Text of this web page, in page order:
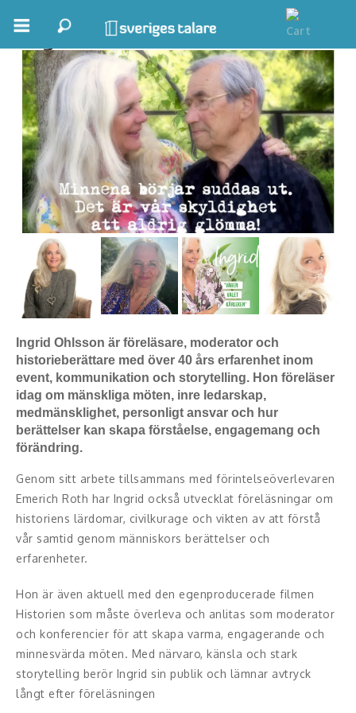
Boka ett möte
Samhällsnytta
Inspiration
Inspirerande Föreläsare
Personlig utveckling, målsättning
Life Stories & Trivsel
Keynote
Moderator, konferencier
Moderator
Konferencier
Workshopledare, facilitator
Underhållning och event
Event
Ljus och belysning
Konst
Ingrid Ohlsson
Ingrid Ohlsson är föreläsare, moderator och
historieberättare med över 40 års erfarenhet inom
event, kommunikation och storytelling. Hon föreläser
idag om mänskliga möten, inre ledarskap,
medmänsklighet, personligt ansvar och hur
berättelser kan skapa förståelse, engagemang och
förändring.
Genom sitt arbete tillsammans med förintelseöverlevaren
Emerich Roth har Ingrid också utvecklat föreläsningar om
historiens lärdomar, civilkurage och vikten av att förstå
vår samtid genom människors berättelser och
erfarenheter.
Hon är även aktuell med den egenproducerade filmen
Historien som måste överleva och anlitas som moderator
och konferencier för att skapa varma, engagerande och
minnesvärda möten. Med närvaro, känsla och stark
storytelling berör Ingrid sin publik och lämnar avtryck
långt efter föreläsningen